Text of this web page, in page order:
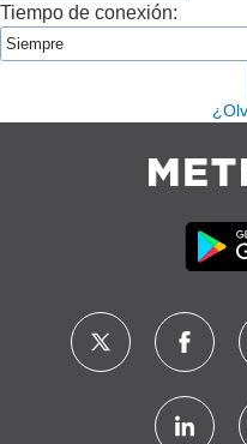
Tiempo de conexión: